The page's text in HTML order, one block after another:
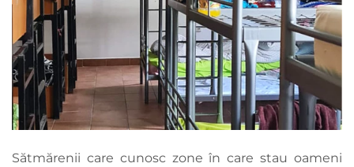
Sătmărenii care cunosc zone în care stau oameni